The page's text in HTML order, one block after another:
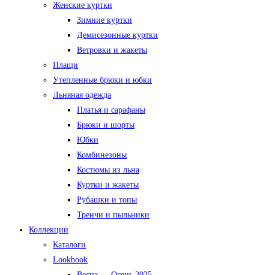
Женские куртки
Зимние куртки
Демисезонные куртки
Ветровки и жакеты
Плащи
Утепленные брюки и юбки
Льняная одежда
Платья и сарафаны
Брюки и шорты
Юбки
Комбинезоны
Костюмы из льна
Куртки и жакеты
Рубашки и топы
Тренчи и пыльники
Коллекции
Каталоги
Lookbook